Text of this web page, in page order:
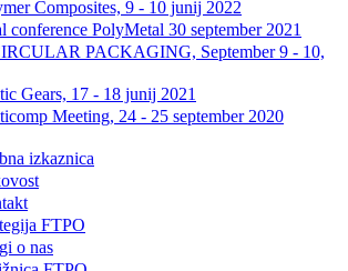
Composites, 9 - 10 junij 2022
conference PolyMetal 30 september 2021
PACKAGING, September 9 - 10,
Gears, 17 - 18 junij 2021
Meeting, 24 - 25 september 2020
izkaznica
FTPO
o nas